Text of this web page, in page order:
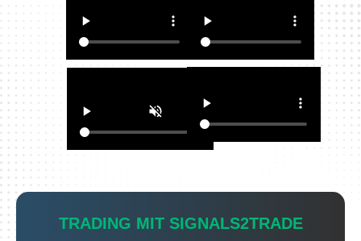
TRADING MIT SIGNALS2TRADE